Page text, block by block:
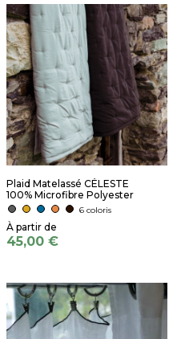
Plaid Matelassé CÉLESTE
100% Microfibre Polyester
6 coloris
45,00 €